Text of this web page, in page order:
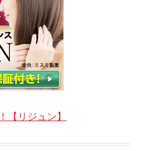
【リジュン】